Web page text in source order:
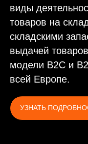
виды
товаров на
складскими
выдачей
модели B2C и
всей Европе.
УЗНАТЬ